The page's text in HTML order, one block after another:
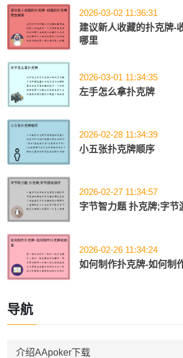
2026-03-02 11:36:31
建议新人收藏的扑克牌-
哪里
2026-03-01 11:34:35
左手怎么拿扑克牌
2026-02-28 11:34:39
小五张扑克牌顺序
2026-02-27 11:34:57
字节智力题 扑克牌;字节
2026-02-26 11:34:24
如何制作扑克牌-如何制
导航
介绍AApoker下载